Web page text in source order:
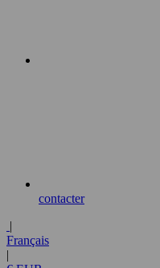
contacter
|
Français
|